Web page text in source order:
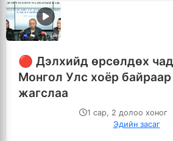
🔴 Дэлхийд өрсөлдөх
Монгол Улс хоёр
жагслаа
1 сар, 2 долоо хоног
Эдийн засаг